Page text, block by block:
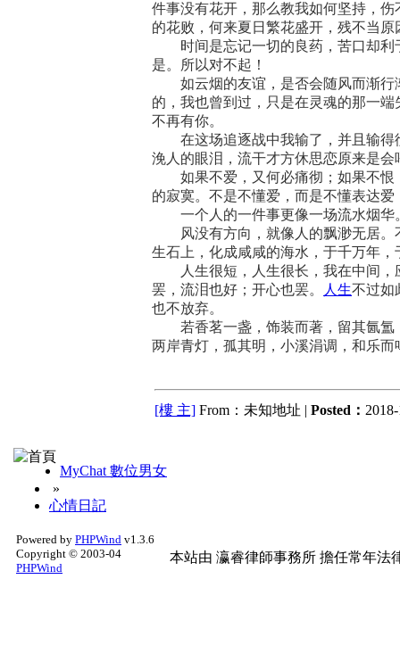
件事没有花开，那么教我如何坚持，
的花败，何来夏日繁花盛开，残不当
时间是忘记一切的良药，苦口却利
是。所以对不起！
如云烟的友谊，是否会随风而渐行
的，我也曾到过，只是在灵魂的那一
不再有你。
在这场追逐战中我输了，并且输得
浼人的眼泪，流干才方休思恋原来是
如果不爱，又何必痛彻；如果不恨
的寂寞。不是不懂爱，而是不懂表达
一个人的一件事更像一场流水烟华
风没有方向，就像人的飘渺无居。
生石上，化成咸咸的海水，于千万年
人生很短，人生很长，我在中间，
罢，流泪也好；开心也罢。
人生不过如
也不放弃。
若香茗一盏，饰装而著，留其氤氲
两岸青灯，孤其明，小溪涓调，和乐
[樓 主] From：未知地址 | Posted：
MyChat 數位男女
»
心情日記
Powered by PHPWind v1.3.6
Copyright © 2003-04
PHPWind
本站由 瀛睿律師事務所 擔任常年法